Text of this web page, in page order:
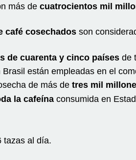
más de cuatrocientos mil
café cosechadosson
de cuarenta y cinco paísesde
están empleadas en el
de más de tres mil
la cafeínaconsumida en
tazas al día.